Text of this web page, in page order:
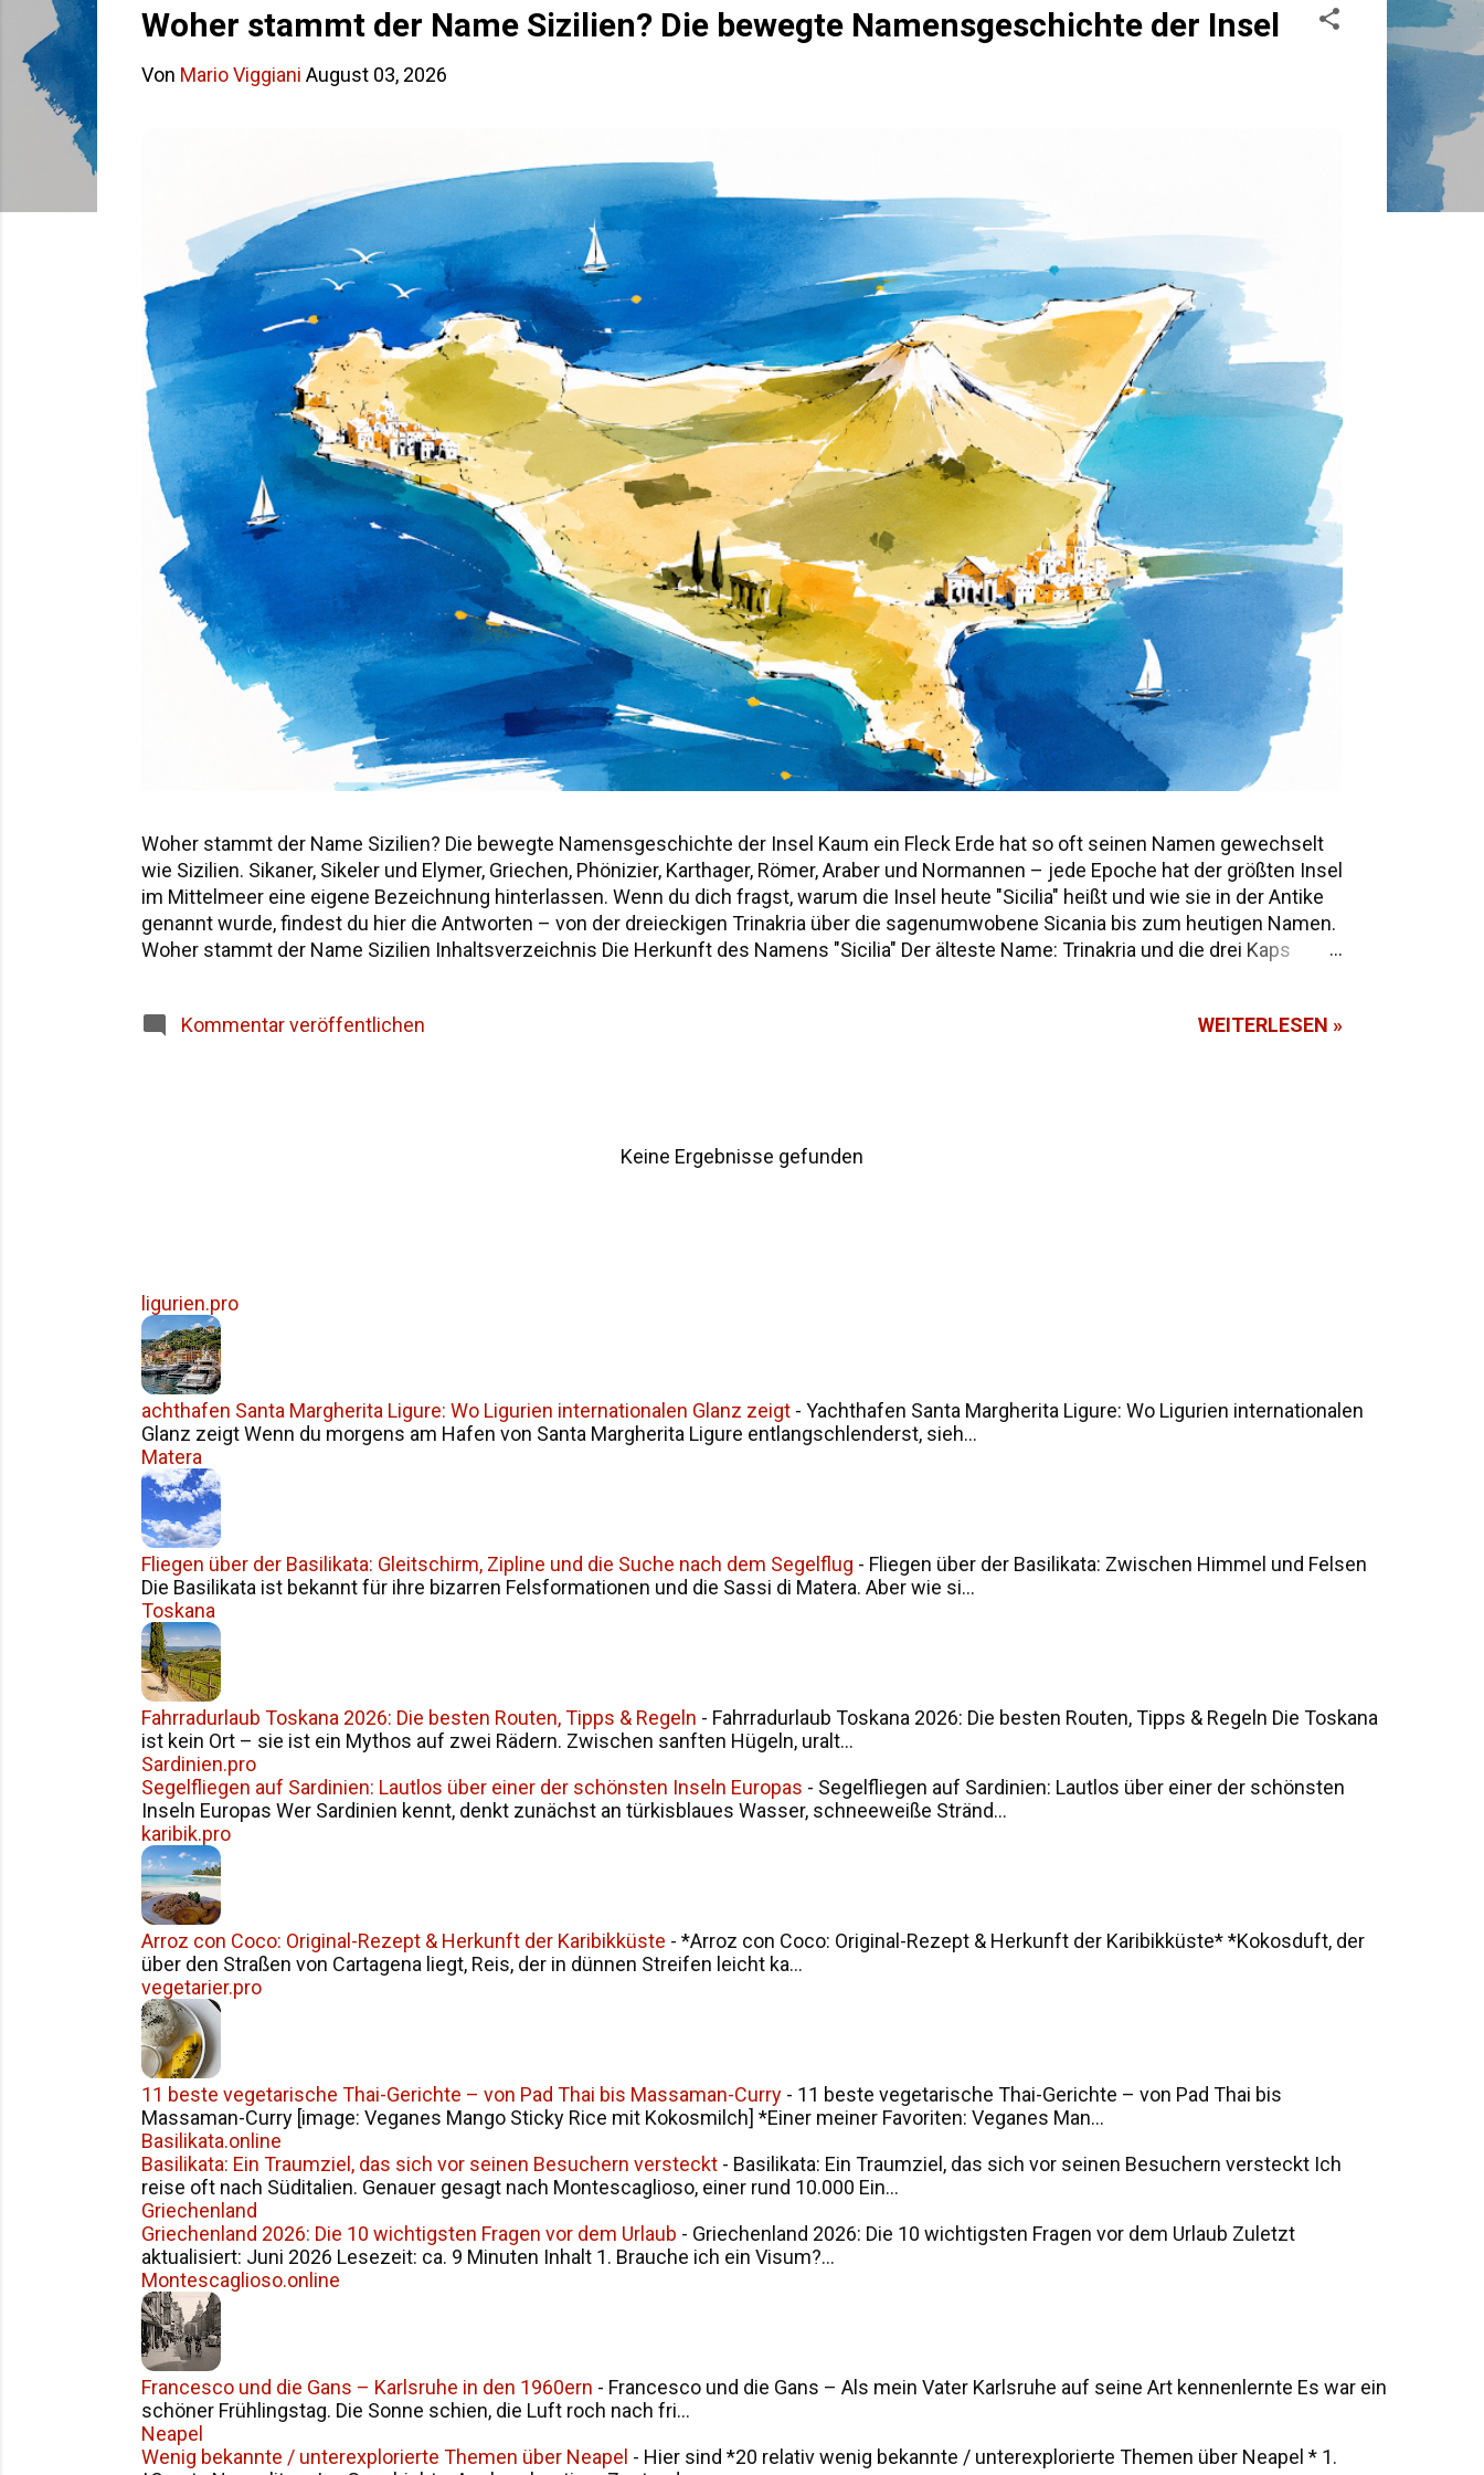
Woher stammt der Name Sizilien? Die bewegte Namensgeschichte der Insel
Von Mario Viggiani August 03, 2026
Woher stammt der Name Sizilien? Die bewegte Namensgeschichte der Insel Kaum ein Fleck Erde hat so oft seinen Namen gewechselt
wie Sizilien. Sikaner, Sikeler und Elymer, Griechen, Phönizier, Karthager, Römer, Araber und Normannen – jede Epoche hat der größten Insel
im Mittelmeer eine eigene Bezeichnung hinterlassen. Wenn du dich fragst, warum die Insel heute "Sicilia" heißt und wie sie in der Antike
genannt wurde, findest du hier die Antworten – von der dreieckigen Trinakria über die sagenumwobene Sicania bis zum heutigen Namen.
Woher stammt der Name Sizilien Inhaltsverzeichnis Die Herkunft des Namens "Sicilia" Der älteste Name: Trinakria und die drei Kaps
Kommentar veröffentlichen
WEITERLESEN »
Keine Ergebnisse gefunden
ligurien.pro
achthafen Santa Margherita Ligure: Wo Ligurien internationalen Glanz zeigt - Yachthafen Santa Margherita Ligure: Wo Ligurien internationalen
Glanz zeigt Wenn du morgens am Hafen von Santa Margherita Ligure entlangschlenderst, sieh...
Matera
Fliegen über der Basilikata: Gleitschirm, Zipline und die Suche nach dem Segelflug - Fliegen über der Basilikata: Zwischen Himmel und Felsen
Die Basilikata ist bekannt für ihre bizarren Felsformationen und die Sassi di Matera. Aber wie si...
Toskana
Fahrradurlaub Toskana 2026: Die besten Routen, Tipps & Regeln - Fahrradurlaub Toskana 2026: Die besten Routen, Tipps & Regeln Die Toskana
ist kein Ort – sie ist ein Mythos auf zwei Rädern. Zwischen sanften Hügeln, uralt...
Sardinien.pro
Segelfliegen auf Sardinien: Lautlos über einer der schönsten Inseln Europas - Segelfliegen auf Sardinien: Lautlos über einer der schönsten
Inseln Europas Wer Sardinien kennt, denkt zunächst an türkisblaues Wasser, schneeweiße Stränd...
karibik.pro
Arroz con Coco: Original-Rezept & Herkunft der Karibikküste - *Arroz con Coco: Original-Rezept & Herkunft der Karibikküste* *Kokosduft, der
über den Straßen von Cartagena liegt, Reis, der in dünnen Streifen leicht ka...
vegetarier.pro
11 beste vegetarische Thai-Gerichte – von Pad Thai bis Massaman-Curry - 11 beste vegetarische Thai-Gerichte – von Pad Thai bis
Massaman-Curry [image: Veganes Mango Sticky Rice mit Kokosmilch] *Einer meiner Favoriten: Veganes Man...
Basilikata.online
Basilikata: Ein Traumziel, das sich vor seinen Besuchern versteckt - Basilikata: Ein Traumziel, das sich vor seinen Besuchern versteckt Ich
reise oft nach Süditalien. Genauer gesagt nach Montescaglioso, einer rund 10.000 Ein...
Griechenland
Griechenland 2026: Die 10 wichtigsten Fragen vor dem Urlaub - Griechenland 2026: Die 10 wichtigsten Fragen vor dem Urlaub Zuletzt
aktualisiert: Juni 2026 Lesezeit: ca. 9 Minuten Inhalt 1. Brauche ich ein Visum?...
Montescaglioso.online
Francesco und die Gans – Karlsruhe in den 1960ern - Francesco und die Gans – Als mein Vater Karlsruhe auf seine Art kennenlernte Es war ein
schöner Frühlingstag. Die Sonne schien, die Luft roch nach fri...
Neapel
Wenig bekannte / unterexplorierte Themen über Neapel - Hier sind *20 relativ wenig bekannte / unterexplorierte Themen über Neapel * 1.